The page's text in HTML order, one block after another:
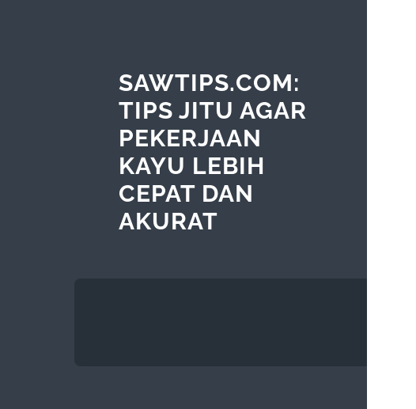
SAWTIPS.COM:
TIPS JITU AGAR
PEKERJAAN
KAYU LEBIH
CEPAT DAN
AKURAT